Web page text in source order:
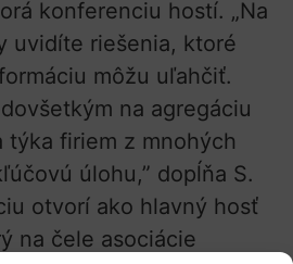
konferenciu hostí. „Na
uvidíte riešenia, ktoré
môžu uľahčiť.
na agregáciu
firiem z mnohých
úlohu,” dopĺňa S.
otvorí ako hlavný hosť
na čele asociácie